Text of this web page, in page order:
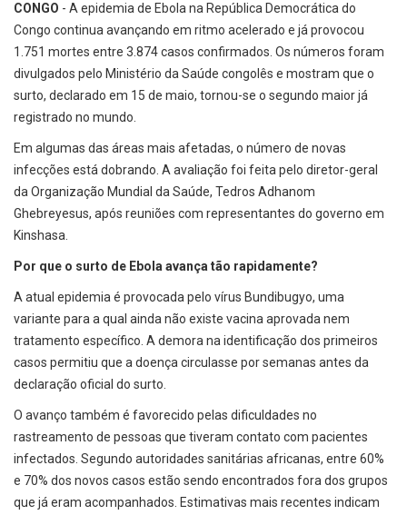
CONGO - A epidemia de Ebola na República Democrática do
Congo continua avançando em ritmo acelerado e já provocou
1.751 mortes entre 3.874 casos confirmados. Os números foram
divulgados pelo Ministério da Saúde congolês e mostram que o
surto, declarado em 15 de maio, tornou-se o segundo maior já
registrado no mundo.
Em algumas das áreas mais afetadas, o número de novas
infecções está dobrando. A avaliação foi feita pelo diretor-geral
da Organização Mundial da Saúde, Tedros Adhanom
Ghebreyesus, após reuniões com representantes do governo em
Kinshasa.
Por que o surto de Ebola avança tão rapidamente?
A atual epidemia é provocada pelo vírus Bundibugyo, uma
variante para a qual ainda não existe vacina aprovada nem
tratamento específico. A demora na identificação dos primeiros
casos permitiu que a doença circulasse por semanas antes da
declaração oficial do surto.
O avanço também é favorecido pelas dificuldades no
rastreamento de pessoas que tiveram contato com pacientes
infectados. Segundo autoridades sanitárias africanas, entre 60%
e 70% dos novos casos estão sendo encontrados fora dos grupos
que já eram acompanhados. Estimativas mais recentes indicam